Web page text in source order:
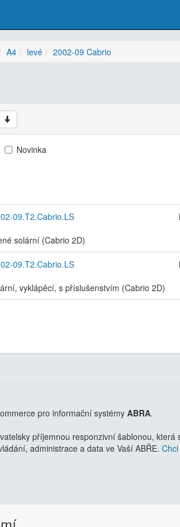
A4 levé 2002-09 Cabrio
Novinka
09.T2.Cabrio.LS
solární (Cabrio 2D)
09.T2.Cabrio.LS
vyklápěcí, s příslušenstvím (Cabrio 2D)
pro informační systémy ABRA.
příjemnou responzivní šablonou,
administrace a data ve Vaší ABŘE.